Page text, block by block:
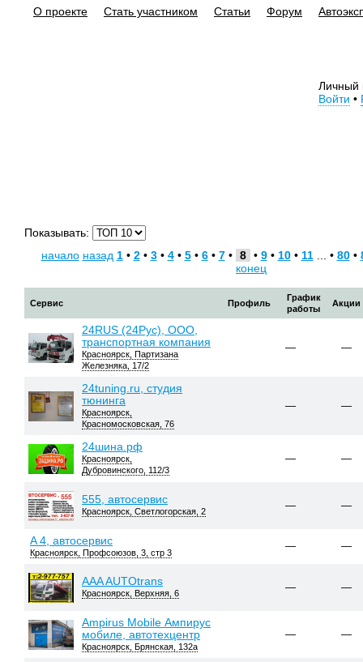
О проекте Стать участником Статьи Форум
Личный
Войти •
Показывать:
начало назад 1• 2• 3• 4• 5• 6• 7• 8 • 9• 10• 11... • 80•
конец
Сервис Профиль
График
работы
Акции
24RUS (24Рус), ООО,
транспортная компания
Красноярск, Партизана
Железняка, 17/2
— —
24tuning.ru, студия
тюнинга
Красноярск,
Красномосковская, 76
— —
24шина.рф
Красноярск,
Дубровинского, 112/3
— —
555, автосервис
Красноярск, Светлогорская, 2 — —
A 4, автосервис
Красноярск, Профсоюзов, 3, стр 3
— —
AAA AUTOtrans
Красноярск, Верхняя, 6 — —
Ampirus Mobile Ампирус
мобиле, автотехцентр
Красноярск, Брянская, 132а
— —